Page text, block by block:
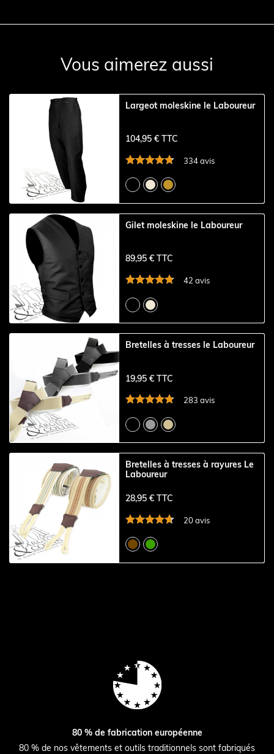
Vous aimerez aussi
Largeot moleskine le Laboureur
104,95 € TTC
334 avis
Gilet moleskine le Laboureur
89,95 € TTC
42 avis
Bretelles à tresses le Laboureur
19,95 € TTC
283 avis
Bretelles à tresses à rayures Le
Laboureur
28,95 € TTC
20 avis
80 % de fabrication européenne
80 % de nos vêtements et outils traditionnels sont fabriqués